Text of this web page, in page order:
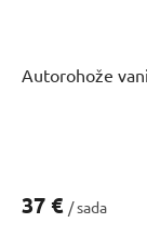
Autorohože
37 € / sada